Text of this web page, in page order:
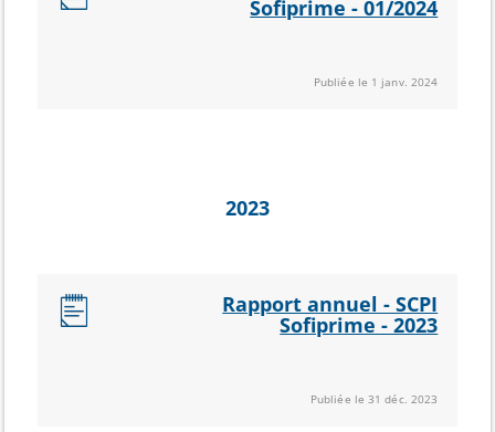
Sofiprime - 01/2024
Publiée le 1 janv. 2024
2023
Rapport annuel - SCPI
Sofiprime - 2023
Publiée le 31 déc. 2023